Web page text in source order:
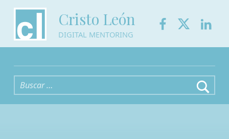
Cristo León
DIGITAL MENTORING
Buscar: